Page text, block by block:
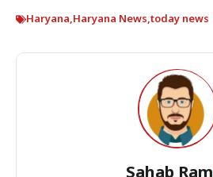
Haryana,Haryana News,today news